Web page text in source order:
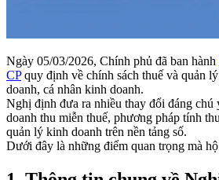
Ngày 05/03/2026, Chính phủ đã ban hành
CPquy định về chính sách thuế và quản
doanh, cá nhân kinh doanh.
Nghị định đưa ra nhiều thay đổi đáng chú
doanh thu miễn thuế, phương pháp tính
quản lý kinh doanh trên nền tảng số.
Dưới đây là những điểm quan trọng mà